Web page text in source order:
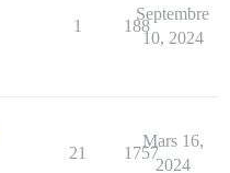
1 188
Septembre
10, 2024
21 1757
Mars 16,
2024